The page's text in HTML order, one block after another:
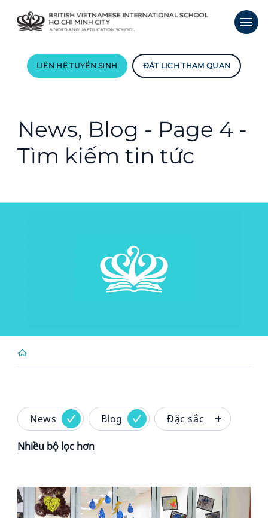
LIÊN HỆ TUYỂN SINH ĐẶT LỊCH THAM QUAN
News, Blog - Page 4 -
Tìm kiếm tin tức
News Blog Đặc sắc
Nhiều bộ lọc hơn
News image